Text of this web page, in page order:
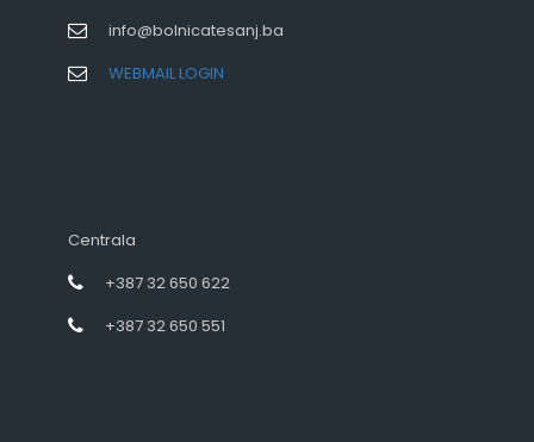
info@bolnicatesanj.ba
WEBMAIL LOGIN
Centrala
+387 32 650 622
+387 32 650 551